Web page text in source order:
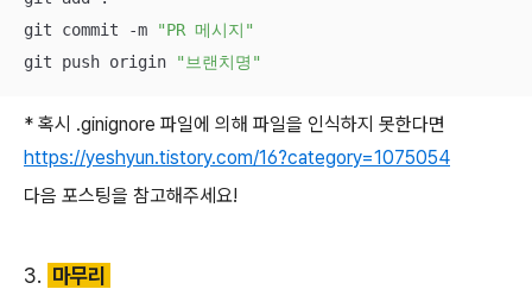
git commit -m
"PR 메시지"
git push origin
"브랜치명"
* 혹시 .ginignore 파일에 의해 파일을 인식하지 못한다면
https://yeshyun.tistory.com/16?category=1075054
다음 포스팅을 참고해주세요!
3. 마무리